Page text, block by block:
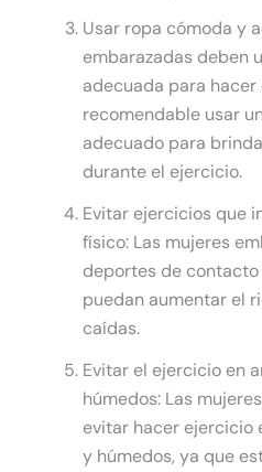
Usar ropa cómoda y
embarazadas deben
adecuada para hacer
recomendable usar
adecuado para
durante el ejercicio.
Evitar ejercicios que
físico: Las mujeres
deportes de
puedan aumentar el
caídas.
Evitar el ejercicio en
húmedos: Las
evitar hacer ejercicio
y húmedos, ya que